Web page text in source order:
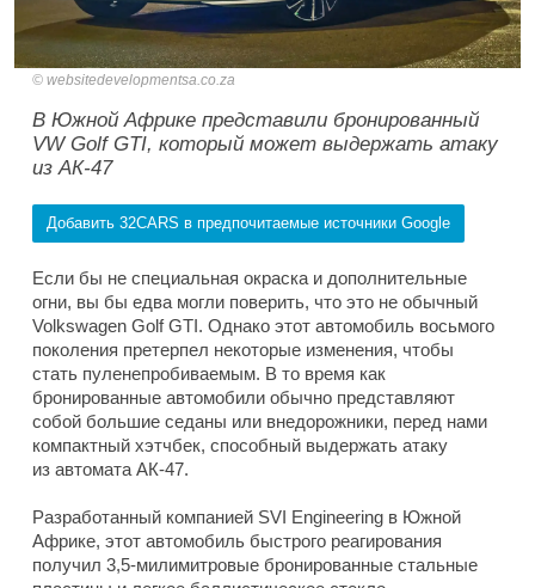
websitedevelopmentsa.co.za
В Южной Африке представили бронированный
VW Golf GTI, который может выдержать атаку
из АК-47
Добавить 32CARS в предпочитаемые источники Google
Если бы не специальная окраска и дополнительные
огни, вы бы едва могли поверить, что это не обычный
Volkswagen Golf GTI. Однако этот автомобиль восьмого
поколения претерпел некоторые изменения, чтобы
стать пуленепробиваемым. В то время как
бронированные автомобили обычно представляют
собой большие седаны или внедорожники, перед нами
компактный хэтчбек, способный выдержать атаку
из автомата АК-47.
Разработанный компанией SVI Engineering в Южной
Африке, этот автомобиль быстрого реагирования
получил 3,5-милимитровые бронированные стальные